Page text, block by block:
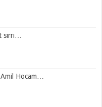
Amil Hocam…